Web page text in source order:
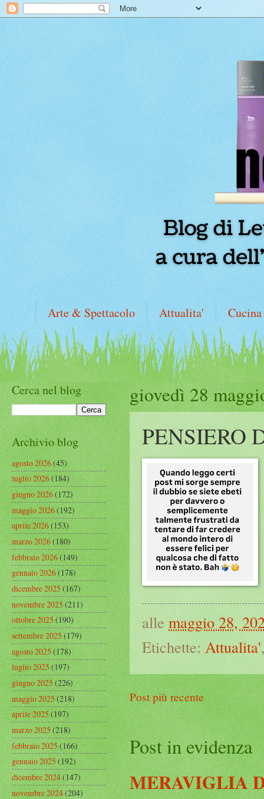
Arte & Spettacolo Attualita' Cucina
giovedì 28
PENSIERO
alle maggio 28,
Etichette: Attualita'
Post più recente
Post in evidenza
MERAVIGLIA
Cerca nel blog
Archivio blog
agosto 2026(45)
luglio 2026(184)
giugno 2026(172)
maggio 2026(192)
aprile 2026(153)
marzo 2026(180)
febbraio 2026(149)
gennaio 2026(178)
dicembre 2025(167)
novembre 2025(211)
ottobre 2025(190)
settembre 2025(179)
agosto 2025(178)
luglio 2025(197)
giugno 2025(226)
maggio 2025(218)
aprile 2025(197)
marzo 2025(218)
febbraio 2025(166)
gennaio 2025(192)
dicembre 2024(147)
novembre 2024(204)